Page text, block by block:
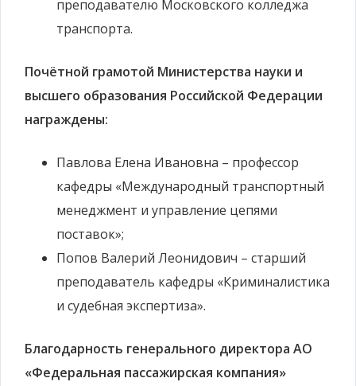
преподавателю Московского колледжа
транспорта.
Почётной грамотой Министерства науки и
высшего образования Российской Федерации
награждены:
Павлова Елена Ивановна – профессор
кафедры «Международный транспортный
менеджмент и управление цепями
поставок»;
Попов Валерий Леонидович – старший
преподаватель кафедры «Криминалистика
и судебная экспертиза».
Благодарность генерального директора АО
«Федеральная пассажирская компания»